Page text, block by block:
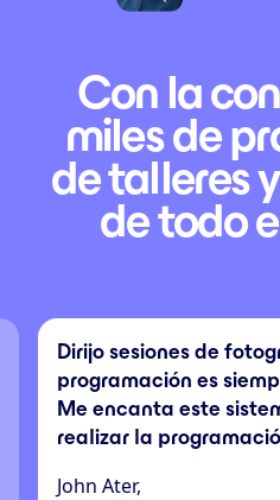
Con la
miles de
de talleres
de todo
Dirijo sesiones de
programación es
Me encanta este
realizar la
John Ater,